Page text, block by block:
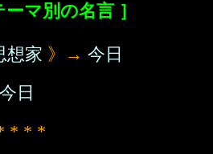
ーマ別の名言 ］
想家 》→ 今日
今日
* * *